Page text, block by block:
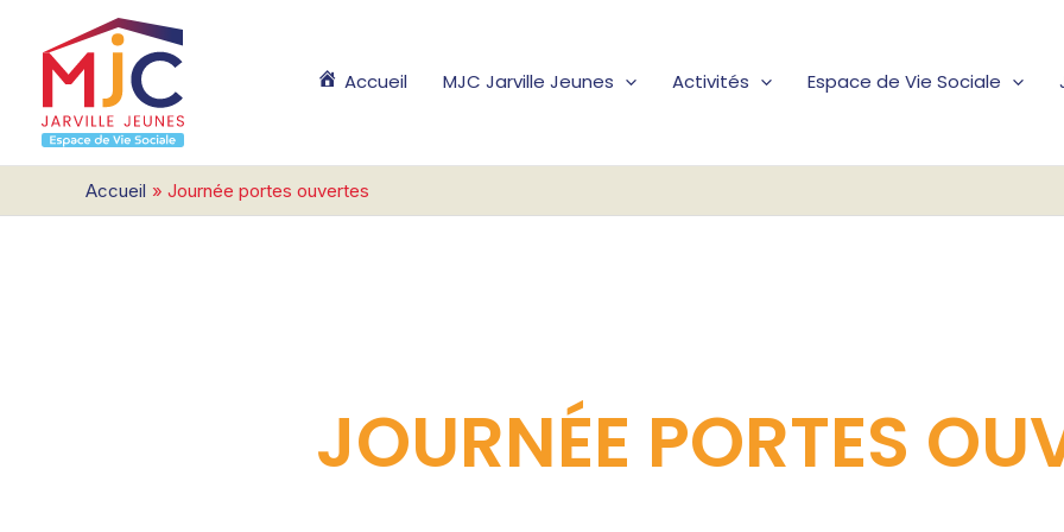
contenu
Accueil MJC Jarville Jeunes Activités Espace de Vie Sociale
Accueil Journée portes ouvertes
JOURNÉE PORTES